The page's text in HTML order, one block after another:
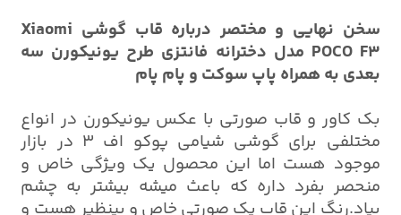
سخن نهایی و مختصر درباره قاب گوشی Xiaomi
POCO F3 مدل دخترانه فانتزی طرح یونیکورن سه
بعدی به همراه پاپ سوکت و پام پام
بک کاور و قاب صورتی با عکس یونیکورن در انواع
مختلفی برای گوشی شیامی پوکو اف 3 در بازار
موجود هست اما این محصول یک ویژگی خاص و
منحصر بفرد داره که باعث میشه بیشتر به چشم
بیاد.رنگ این قاب یک صورتی خاص و بینظیر هست و